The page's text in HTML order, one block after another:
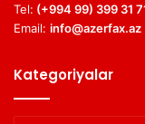
Tel: (+994 99) 399 31
Email: info@azerfax.az
Kategoriyalar